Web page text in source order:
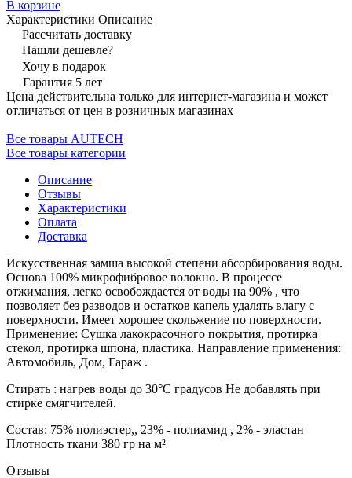
В корзине
Характеристики Описание
Рассчитать доставку
Нашли дешевле?
Хочу в подарок
Гарантия 5 лет
Цена действительна только для интернет-магазина и может
отличаться от цен в розничных магазинах
Все товары AUTECH
Все товары категории
Описание
Отзывы
Характеристики
Оплата
Доставка
Искусственная замша высокой степени абсорбирования воды.
Основа 100% микрофибровое волокно. В процессе
отжимания, легко освобождается от воды на 90% , что
позволяет без разводов и остатков капель удалять влагу с
поверхности. Имеет хорошее скольжение по поверхности.
Применение: Сушка лакокрасочного покрытия, протирка
стекол, протирка шпона, пластика. Направление применения:
Автомобиль, Дом, Гараж .
Стирать : нагрев воды до 30°С градусов Не добавлять при
стирке смягчителей.
Состав: 75% полиэстер,, 23% - полиамид , 2% - эластан
Плотность ткани 380 гр на м²
Отзывы